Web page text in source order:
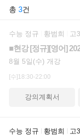
총 3건
수능 정규 황범희 고
■현강 [정규][영어]
8월 5일(수) 개강
[수]18:30-22:00
강의계획서
수능 정규 황범희 고